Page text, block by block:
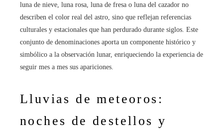
luna de nieve, luna rosa, luna de fresa o luna del cazador no
describen el color real del astro, sino que reflejan referencias
culturales y estacionales que han perdurado durante siglos. Este
conjunto de denominaciones aporta un componente histórico y
simbólico a la observación lunar, enriqueciendo la experiencia de
seguir mes a mes sus apariciones.
Lluvias de meteoros:
noches de destellos y